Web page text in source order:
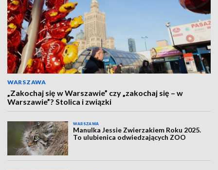
WARSZAWA
„Zakochaj się w Warszawie” czy „zakochaj się – w
Warszawie”? Stolica i związki
WARSZAWA
Manulka Jessie Zwierzakiem Roku 2025.
To ulubienica odwiedzających ZOO